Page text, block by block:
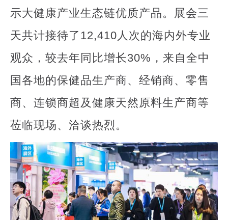
示大健康产业生态链优质产品。展会三
天共计接待了12,410人次的海内外专业
观众，较去年同比增长30%，来自全中
国各地的保健品生产商、经销商、零售
商、连锁商超及健康天然原料生产商等
莅临现场、洽谈热烈。